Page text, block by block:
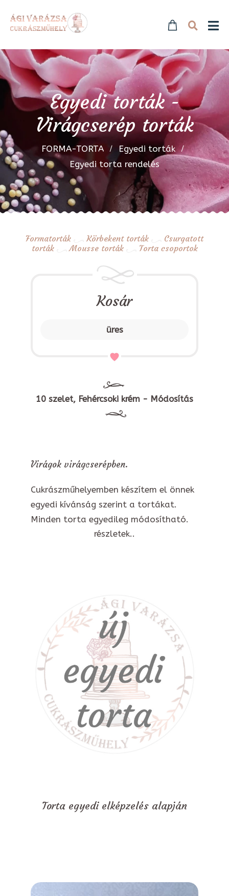
Egyedi torták -
Virágcserép torták
FORMA-TORTA
Egyedi torták
Egyedi torta rendelés
Formatorták Körbekent torták
Csurgatott
torták
Mousse torták Torta csoportok
Kosár
üres
10 szelet, Fehércsoki krém - Módosítás
Virágok virágcserépben.
Cukrászműhelyemben készítem el önnek
egyedi kívánság szerint a tortákat.
Minden torta egyedileg módosítható.
részletek..
Torta egyedi elképzelés alapján